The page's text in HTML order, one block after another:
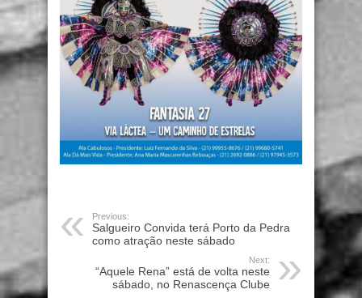
Previous:
Salgueiro Convida terá Porto da Pedra
como atração neste sábado
Next:
“Aquele Rena” está de volta neste
sábado, no Renascença Clube